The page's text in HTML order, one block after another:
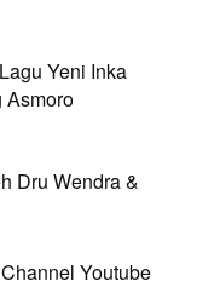
Dru Wendra &
Youtube